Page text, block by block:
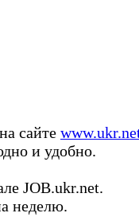
сайте
и удобно.
JOB.ukr.net.
неделю.